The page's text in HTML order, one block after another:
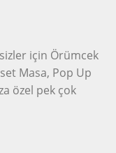
için Örümcek
Masa, Pop Up
özel pek çok